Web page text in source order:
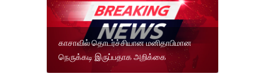
காசாவில் தொடர்ச்சியான மனிதாபிமான
நெருக்கடி இருப்பதாக அறிக்கை